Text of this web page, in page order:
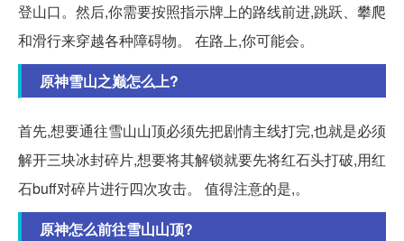
登山口。然后,你需要按照指示牌上的路线前进,跳跃、攀爬
和滑行来穿越各种障碍物。 在路上,你可能会。
原神雪山之巅怎么上?
首先,想要通往雪山山顶必须先把剧情主线打完,也就是必须
解开三块冰封碎片,想要将其解锁就要先将红石头打破,用红
石buff对碎片进行四次攻击。 值得注意的是,。
原神怎么前往雪山山顶?